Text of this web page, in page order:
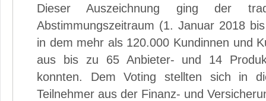
Dieser Auszeichnung ging der
Abstimmungszeitraum (1. Januar 2018
in dem mehr als 120.000 Kundinnen und
aus bis zu 65 Anbieter- und 14
konnten. Dem Voting stellten sich in
Teilnehmer aus der Finanz- und